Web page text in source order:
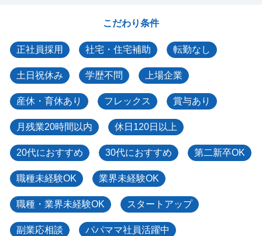
こだわり条件
正社員採用 社宅・住宅補助 転勤なし
土日祝休み 学歴不問 上場企業
産休・育休あり フレックス 賞与あり
月残業20時間以内 休日120日以上
20代におすすめ 30代におすすめ 第二新卒OK
職種未経験OK 業界未経験OK
職種・業界未経験OK スタートアップ
副業応相談 パパママ社員活躍中